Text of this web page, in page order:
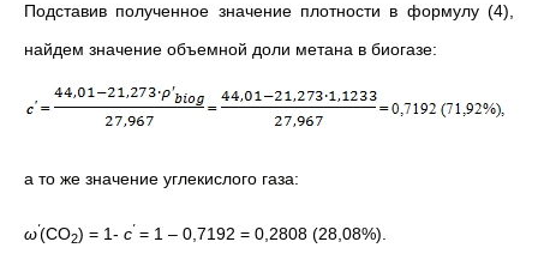
Подставив полученное значение плотности в формулу (4),
найдем значение объемной доли метана в биогазе:
а то же значение углекислого газа:
ω'(СО2) = 1- с' = 1 – 0,7192 = 0,2808 (28,08%).